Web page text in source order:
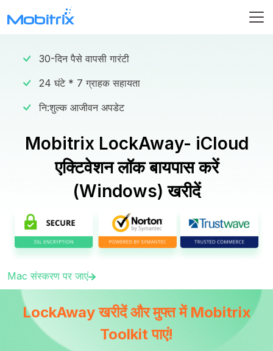
30-दिन पैसे वापसी गारंटी
24 घंटे * 7 ग्राहक सहायता
नि:शुल्क आजीवन अपडेट
Mobitrix LockAway- iCloud
एक्टिवेशन लॉक बायपास करें
(Windows) खरीदें
Mac संस्करण पर जाएं
LockAway खरीदें और मुफ्त में Mobitrix
Toolkit पाएं!